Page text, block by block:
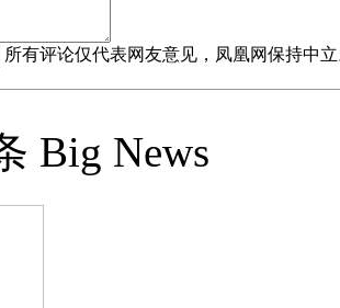
所有评论仅代表网友意见，凤凰网保持中
Big News